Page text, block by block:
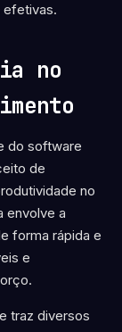
efetivas.
no
do software
de
no
envolve a
forma rápida e
e
traz diversos